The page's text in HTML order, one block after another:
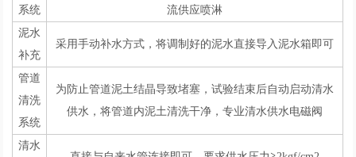
系统
流供应喷淋
泥水
补充
采用手动补水方式，将调制好的泥水直接导入泥水箱即可
管道
清洗
系统
为防止管道泥土结晶导致堵塞，试验结束后自动启动清水
供水，将管道内泥土清洗干净，专业清水供水电磁阀
清水